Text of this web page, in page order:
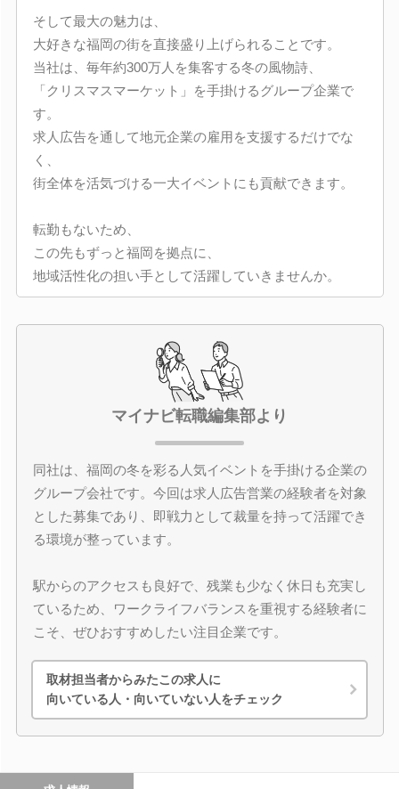
そして最大の魅力は、
大好きな福岡の街を直接盛り上げられることです。
当社は、毎年約300万人を集客する冬の風物詩、
「クリスマスマーケット」を手掛けるグループ企業で
す。
求人広告を通して地元企業の雇用を支援するだけでな
く、
街全体を活気づける一大イベントにも貢献できます。
転勤もないため、
この先もずっと福岡を拠点に、
地域活性化の担い手として活躍していきませんか。
マイナビ転職編集部より
同社は、福岡の冬を彩る人気イベントを手掛ける企業の
グループ会社です。今回は求人広告営業の経験者を対象
とした募集であり、即戦力として裁量を持って活躍でき
る環境が整っています。
駅からのアクセスも良好で、残業も少なく休日も充実し
ているため、ワークライフバランスを重視する経験者に
こそ、ぜひおすすめしたい注目企業です。
取材担当者からみたこの求人に
向いている人・向いていない人をチェック